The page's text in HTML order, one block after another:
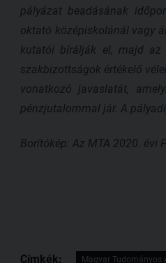
pályázat beadásának
oktató középiskolánál vagy
kutatói bírálják el, majd az
szakbizottságok értékelő
vonatkozó javaslatát,
pénzjutalommal jár. A
Borítókép: Az MTA 2020. évi
Címkék: Magyar Tudományos